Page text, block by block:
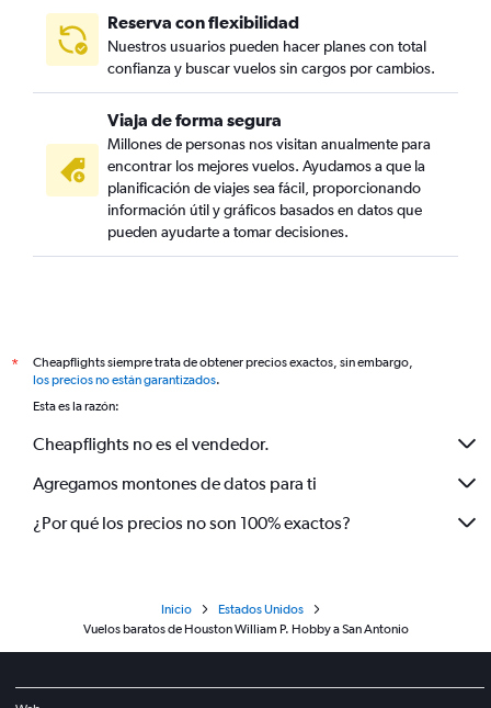
Reserva con flexibilidad
Nuestros usuarios pueden hacer planes con total
confianza y buscar vuelos sin cargos por cambios.
Viaja de forma segura
Millones de personas nos visitan anualmente para
encontrar los mejores vuelos. Ayudamos a que la
planificación de viajes sea fácil, proporcionando
información útil y gráficos basados en datos que
pueden ayudarte a tomar decisiones.
*
Cheapflights siempre trata de obtener precios exactos, sin embargo,
los precios no están garantizados.
Esta es la razón:
Cheapflights no es el vendedor.
Agregamos montones de datos para ti
¿Por qué los precios no son 100% exactos?
Inicio
Estados Unidos
Vuelos baratos de Houston William P. Hobby a San Antonio